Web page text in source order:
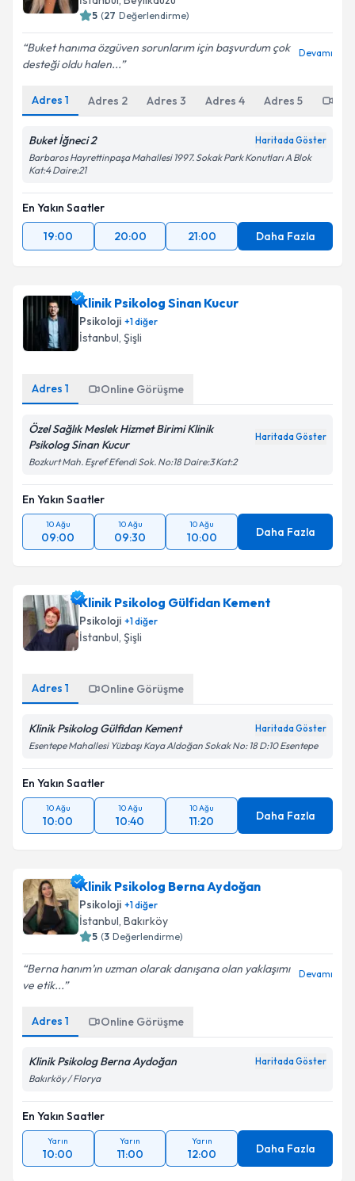
5 (27 Değerlendirme)
Buket hanıma özgüven sorunlarım için başvurdum çok
desteği oldu halen...
Devamı
Adres 1 Adres 2 Adres 3 Adres 4 Adres 5
Buket İğneci 2 Haritada Göster
Barbaros Hayrettinpaşa Mahallesi 1997. Sokak Park Konutları A Blok
Kat:4 Daire:21
En Yakın Saatler
19:00
20:00 21:00 Daha Fazla
Klinik Psikolog Sinan Kucur
Psikoloji +1diğer
İstanbul, Şişli
Adres 1 Online Görüşme
Özel Sağlık Meslek Hizmet Birimi Klinik
Psikolog Sinan Kucur
Haritada Göster
Bozkurt Mah. Eşref Efendi Sok. No:18 Daire:3 Kat:2
En Yakın Saatler
10 Ağu
09:00
10 Ağu
09:30
10 Ağu
10:00 Daha Fazla
Klinik Psikolog Gülfidan Kement
Psikoloji +1diğer
İstanbul, Şişli
Adres 1 Online Görüşme
Klinik Psikolog Gülfidan Kement Haritada Göster
Esentepe Mahallesi Yüzbaşı Kaya Aldoğan Sokak No: 18 D:10 Esentepe
En Yakın Saatler
10 Ağu
10:00
10 Ağu
10:40
10 Ağu
11:20 Daha Fazla
Klinik Psikolog Berna Aydoğan
Psikoloji +1diğer
İstanbul, Bakırköy
5 (3 Değerlendirme)
Berna hanım’ın uzman olarak danışana olan yaklaşımı
ve etik...
Devamı
Adres 1 Online Görüşme
Klinik Psikolog Berna Aydoğan Haritada Göster
Bakırköy / Florya
En Yakın Saatler
Yarın
10:00
Yarın
11:00
Yarın
12:00 Daha Fazla